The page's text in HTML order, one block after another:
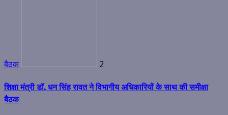
बैठक 2
शिक्षा मंत्री डॉ. धन सिंह रावत ने विभागीय अधिकारियों के साथ की समीक्षा
बैठक